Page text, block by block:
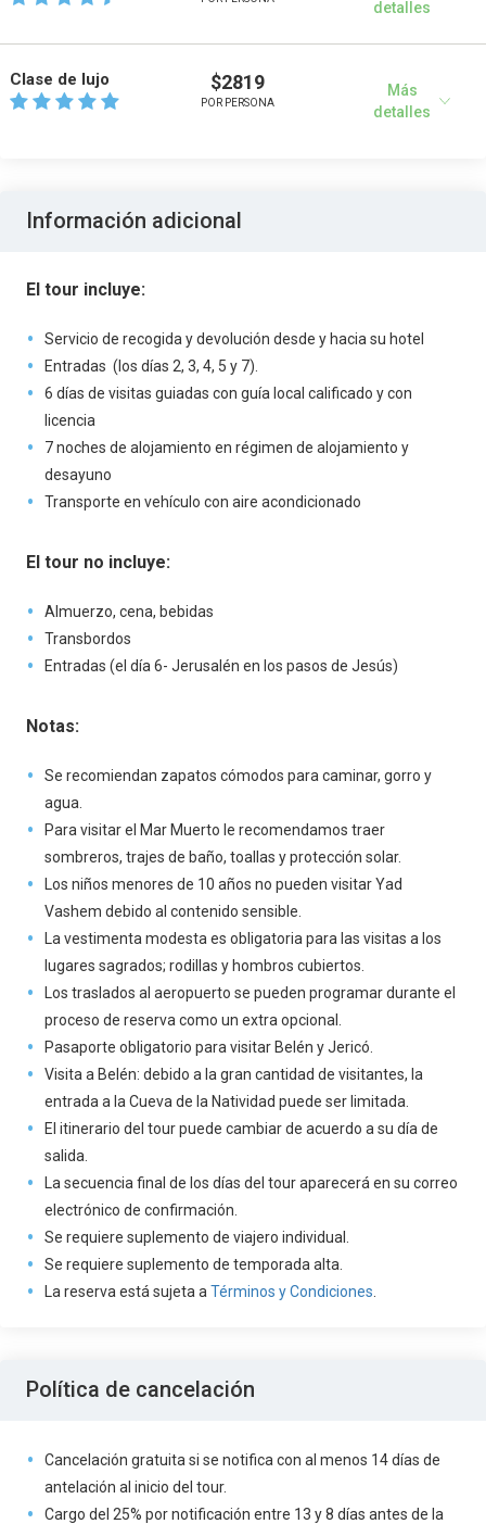
detalles
Clase de lujo $2819
POR PERSONA
Más
detalles
Información adicional
El tour incluye:
Servicio de recogida y devolución desde y hacia su hotel
Entradas (los días 2, 3, 4, 5 y 7).
6 días de visitas guiadas con guía local calificado y con
licencia
7 noches de alojamiento en régimen de alojamiento y
desayuno
Transporte en vehículo con aire acondicionado
El tour no incluye:
Almuerzo, cena, bebidas
Transbordos
Entradas (el día 6- Jerusalén en los pasos de Jesús)
Notas:
Se recomiendan zapatos cómodos para caminar, gorro y
agua.
Para visitar el Mar Muerto le recomendamos traer
sombreros, trajes de baño, toallas y protección solar.
Los niños menores de 10 años no pueden visitar Yad
Vashem debido al contenido sensible.
La vestimenta modesta es obligatoria para las visitas a los
lugares sagrados; rodillas y hombros cubiertos.
Los traslados al aeropuerto se pueden programar durante el
proceso de reserva como un extra opcional.
Pasaporte obligatorio para visitar Belén y Jericó.
Visita a Belén: debido a la gran cantidad de visitantes, la
entrada a la Cueva de la Natividad puede ser limitada.
El itinerario del tour puede cambiar de acuerdo a su día de
salida.
La secuencia final de los días del tour aparecerá en su correo
electrónico de confirmación.
Se requiere suplemento de viajero individual.
Se requiere suplemento de temporada alta.
La reserva está sujeta a Términos y Condiciones
Política de cancelación
Cancelación gratuita si se notifica con al menos 14 días de
antelación al inicio del tour.
Cargo del 25% por notificación entre 13 y 8 días antes de la